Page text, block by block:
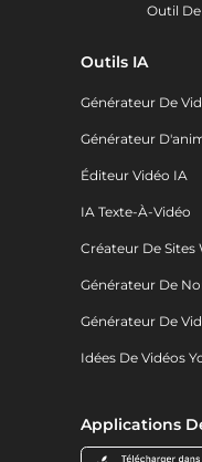
Outil
Outils IA
Générateur De
Générateur
Éditeur Vidéo IA
IA Texte-À-Vidéo
Créateur De Sites
Générateur De
Générateur De
Idées De Vidéos
Applications